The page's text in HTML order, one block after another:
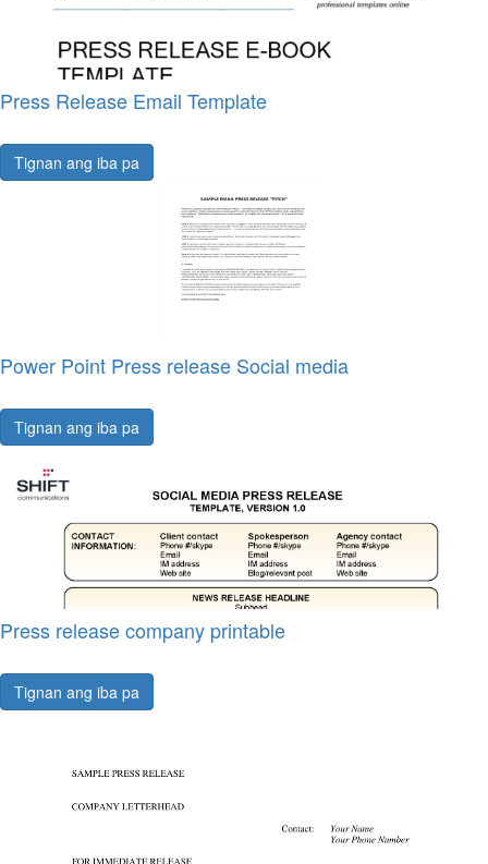
Press Release Email Template
Tignan ang iba pa
Power Point Press release Social media
Tignan ang iba pa
Press release company printable
Tignan ang iba pa